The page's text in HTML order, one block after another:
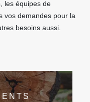
les équipes de
vos demandes pour la
besoins aussi.